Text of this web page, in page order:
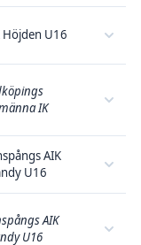
Höjden U16
IK
AIK
U16
AIK
U16